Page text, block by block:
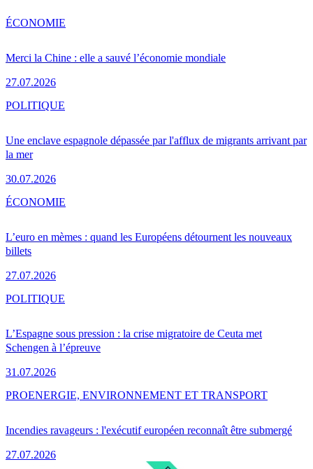
Merci la Chine : elle a sauvé l’économie mondiale
27.07.2026
ÉCONOMIE
Une enclave espagnole dépassée par l'afflux de migrants arrivant par
la mer
30.07.2026
POLITIQUE
L’euro en mèmes : quand les Européens détournent les nouveaux
billets
27.07.2026
ÉCONOMIE
L’Espagne sous pression : la crise migratoire de Ceuta met
Schengen à l’épreuve
31.07.2026
POLITIQUE
Incendies ravageurs : l'exécutif européen reconnaît être submergé
27.07.2026
PROENERGIE, ENVIRONNEMENT ET TRANSPORT